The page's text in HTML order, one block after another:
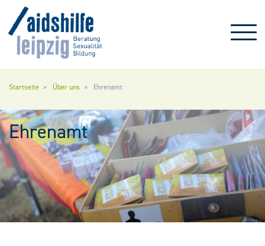
Startseite Über uns Ehrenamt
Ehrenamt